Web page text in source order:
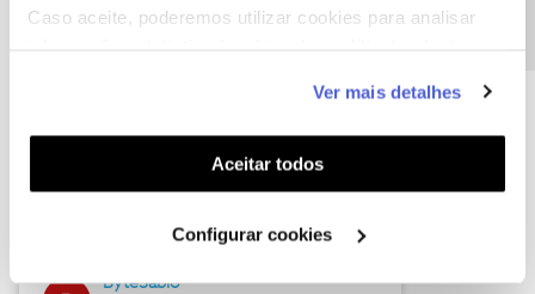
Caso aceite, poderemos utilizar cookies para analisar
funcionalidades (cookies de personalização e
funcionalidade) e adaptar anúncios aos seus interesses
(cookies de publicidade personalizada). Pode gerir a
utilização dos cookies clicando em "Configurar
Ver mais detalhes
Aceitar todos
Configurar cookies
Hall of Fame de julho
17 soluções
ByteSábio